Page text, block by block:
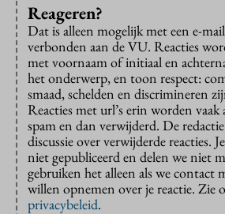
Reageren?
Dat is alleen mogelijk met een e-
verbonden aan de VU. Reacties
met voornaam of initiaal en
het onderwerp, en toon respect:
smaad, schelden en discrimineren
Reacties met url’s erin worden vaak
spam en dan verwijderd. De
discussie over verwijderde reacties.
niet gepubliceerd en delen we niet
gebruiken het alleen als we contact
willen opnemen over je reactie. Zie
privacybeleid.